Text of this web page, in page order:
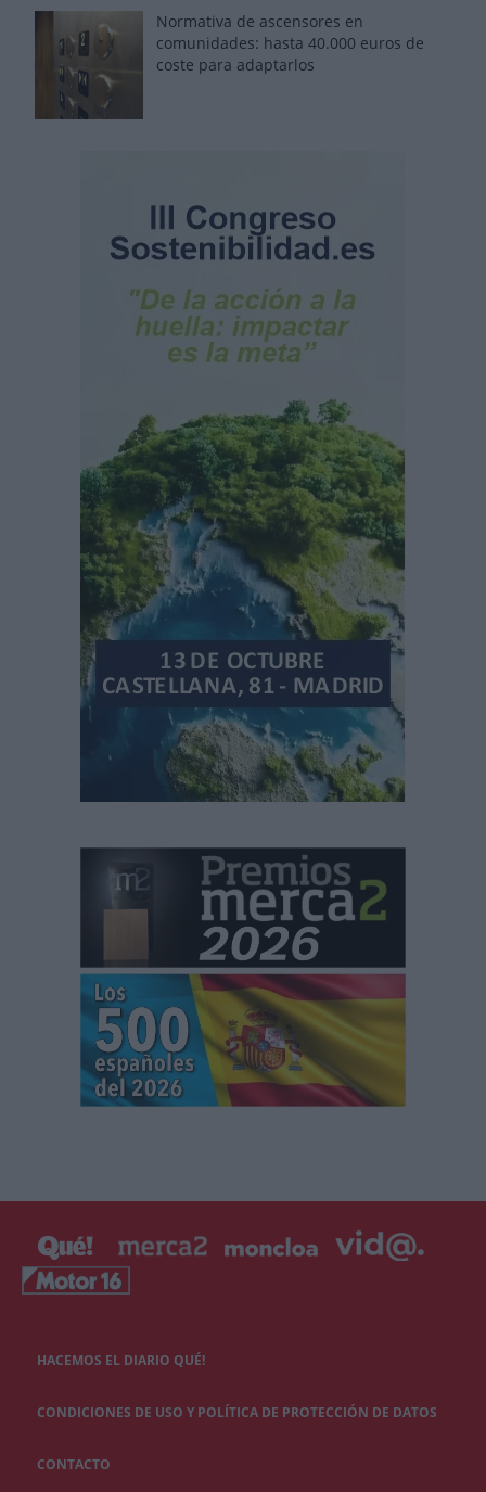
Normativa de ascensores en
comunidades: hasta 40.000 euros de
coste para adaptarlos
HACEMOS EL DIARIO QUÉ!
CONDICIONES DE USO Y POLÍTICA DE PROTECCIÓN DE DATOS
CONTACTO